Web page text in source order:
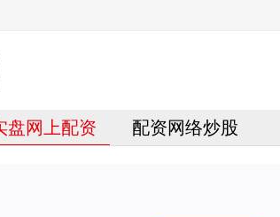
盘网上配资 配资网络炒股